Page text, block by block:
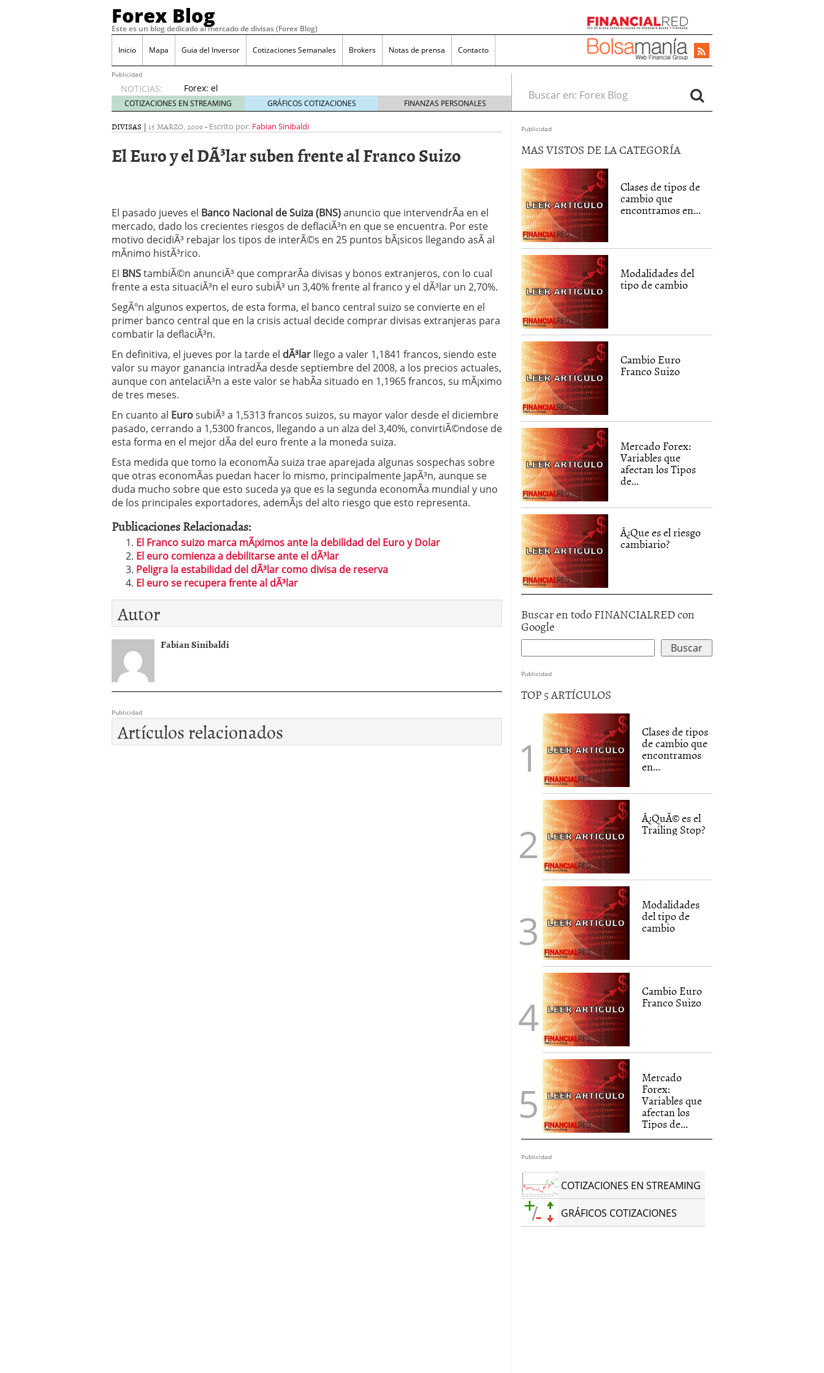
Forex Blog
Este es un blog dedicado al mercado de divisas (Forex Blog)
Inicio Mapa Guia del Inversor Cotizaciones Semanales Brokers Notas de prensa Contacto
Publicidad
NOTICIAS:
Forex: el
presente
y futuro
para
de la
crisis
Â¿Se puede operar en FX sin apalancamiento? agosto 9, 2019
Aplicaciones de mÃ³vil para los que quieren invertir en forex julio 12, 2019
PsicologÃ­a y matemÃ¡ticas en Forex, mÃ¡s allÃ¡ de las apuestas en el casino
junio 21, 2019
COTIZACIONES EN STREAMING GRÁFICOS COTIZACIONES FINANZAS PERSONALES
Buscar en:
DIVISAS | 15 MARZO, 2009- Escrito por: Fabian Sinibaldi
El Euro y el DÃ³lar suben frente al Franco Suizo
El pasado jueves el Banco Nacional de Suiza (BNS)anuncio que intervendrÃ­a en el
mercado, dado los crecientes riesgos de deflaciÃ³n en que se encuentra. Por este
motivo decidiÃ³ rebajar los tipos de interÃ©s en 25 puntos bÃ¡sicos llegando asÃ­ al
mÃ­nimo histÃ³rico.
El BNStambiÃ©n anunciÃ³ que comprarÃ­a divisas y bonos extranjeros, con lo cual
frente a esta situaciÃ³n el euro subiÃ³ un 3,40% frente al franco y el dÃ³lar un 2,70%.
SegÃºn algunos expertos, de esta forma, el banco central suizo se convierte en el
primer banco central que en la crisis actual decide comprar divisas extranjeras para
combatir la deflaciÃ³n.
En definitiva, el jueves por la tarde el dÃ³lar llego a valer 1,1841 francos, siendo este
valor su mayor ganancia intradÃ­a desde septiembre del 2008, a los precios actuales,
aunque con antelaciÃ³n a este valor se habÃ­a situado en 1,1965 francos, su mÃ¡ximo
de tres meses.
En cuanto al EurosubiÃ³ a 1,5313 francos suizos, su mayor valor desde el diciembre
pasado, cerrando a 1,5300 francos, llegando a un alza del 3,40%, convirtiÃ©ndose de
esta forma en el mejor dÃ­a del euro frente a la moneda suiza.
Esta medida que tomo la economÃ­a suiza trae aparejada algunas sospechas sobre
que otras economÃ­as puedan hacer lo mismo, principalmente JapÃ³n, aunque se
duda mucho sobre que esto suceda ya que es la segunda economÃ­a mundial y uno
de los principales exportadores, ademÃ¡s del alto riesgo que esto representa.
Publicaciones Relacionadas:
El Franco suizo marca mÃ¡ximos ante la debilidad del Euro y Dolar
El euro comienza a debilitarse ante el dÃ³lar
Peligra la estabilidad del dÃ³lar como divisa de reserva
El euro se recupera frente al dÃ³lar
Autor
Fabian Sinibaldi
Publicidad
Artículos relacionados
Publicidad
MAS VISTOS DE LA CATEGORÍA
Clases de tipos de
cambio que
encontramos en...
Modalidades del
tipo de cambio
Cambio Euro
Franco Suizo
Mercado Forex:
Variables que
afectan los Tipos
de...
Â¿Que es el riesgo
cambiario?
Buscar en todo FINANCIALRED con
Google
Publicidad
TOP 5 ARTÍCULOS
Clases de tipos
de cambio que
encontramos
en...
Â¿QuÃ© es el
Trailing Stop?
Modalidades
del tipo de
cambio
Cambio Euro
Franco Suizo
Mercado
Forex:
Variables que
afectan los
Tipos de...
Publicidad
COTIZACIONES EN STREAMING
GRÁFICOS COTIZACIONES